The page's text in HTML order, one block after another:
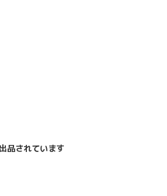
品されています